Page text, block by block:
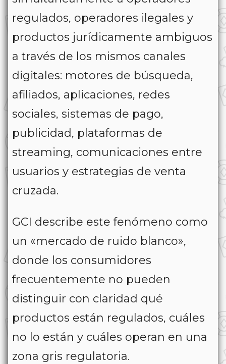
regulados, operadores ilegales y
productos jurídicamente ambiguos
a través de los mismos canales
digitales: motores de búsqueda,
afiliados, aplicaciones, redes
sociales, sistemas de pago,
publicidad, plataformas de
streaming, comunicaciones entre
usuarios y estrategias de venta
cruzada.
GCI describe este fenómeno como
un «mercado de ruido blanco»,
donde los consumidores
frecuentemente no pueden
distinguir con claridad qué
productos están regulados, cuáles
no lo están y cuáles operan en una
zona gris regulatoria.